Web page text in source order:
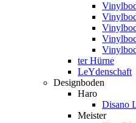
ter Hürne
LeYdenschaft
Designboden
Haro
Disano
Meister